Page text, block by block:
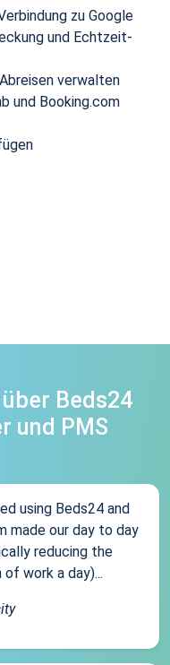
zu Google
und Echtzeit-
verwalten
und Booking.com
Beds24
und PMS
using Beds24 and
made our day to day
reducing the
work a day)...